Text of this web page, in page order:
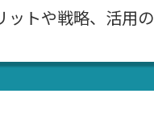
ットや戦略、活用